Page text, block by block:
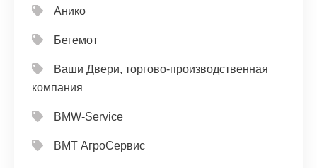
Анико
Бегемот
Ваши Двери, торгово-производственная
компания
ВМW-Service
ВМТ АгроСервис